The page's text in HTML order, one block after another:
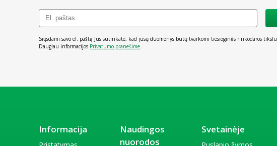
Siųsdami savo el. paštą Jūs sutinkate, kad jūsų duomenys būtų tvarkomi tiesioginės rinkodaros tikslu.
Daugiau informacijos Privatumo pranešime
Informacija
Naudingos
nuorodos
Svetainėje